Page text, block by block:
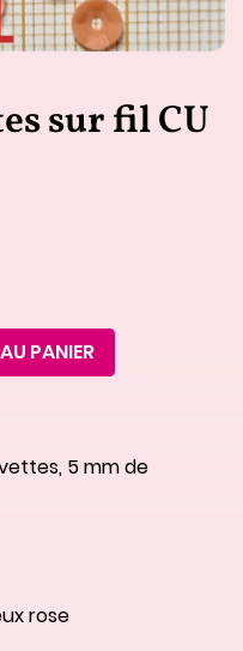
sur fil CU
PANIER
5 mm de
rose